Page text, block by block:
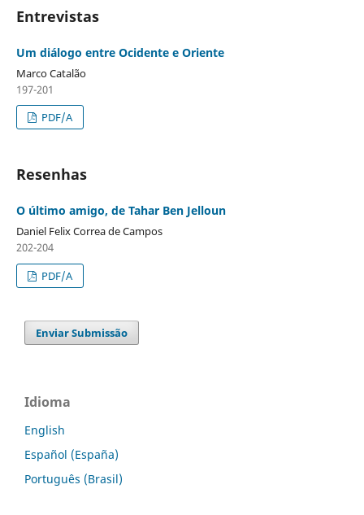
Entrevistas
Um diálogo entre Ocidente e Oriente
Marco Catalão
197-201
PDF/A
Resenhas
O último amigo, de Tahar Ben Jelloun
Daniel Felix Correa de Campos
202-204
PDF/A
Enviar Submissão
Idioma
English
Español (España)
Português (Brasil)